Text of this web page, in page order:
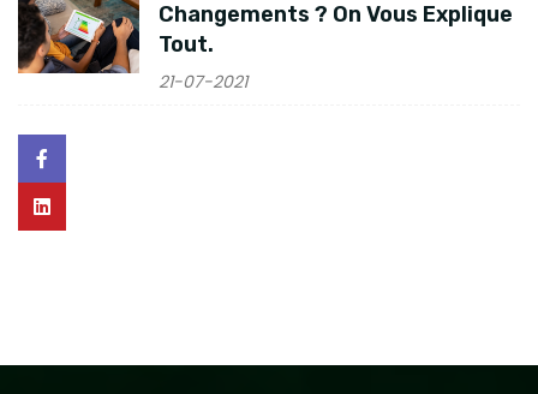
Changements ? On Vous Explique
Tout.
21-07-2021